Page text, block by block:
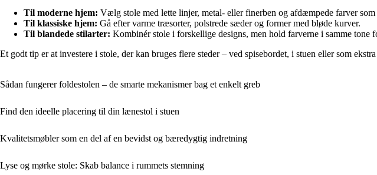
Til moderne hjem: Vælg stole med lette linjer, metal- eller finerben og afdæmpede farver som
Til klassiske hjem: Gå efter varme træsorter, polstrede sæder og former med bløde kurver.
Til blandede stilarter: Kombinér stole i forskellige designs, men hold farverne i samme tone
Et godt tip er at investere i stole, der kan bruges flere steder – ved spisebordet, i stuen eller som
Sådan fungerer foldestolen – de smarte mekanismer bag et enkelt greb
Find den ideelle placering til din lænestol i stuen
Kvalitetsmøbler som en del af en bevidst og bæredygtig indretning
Lyse og mørke stole: Skab balance i rummets stemning